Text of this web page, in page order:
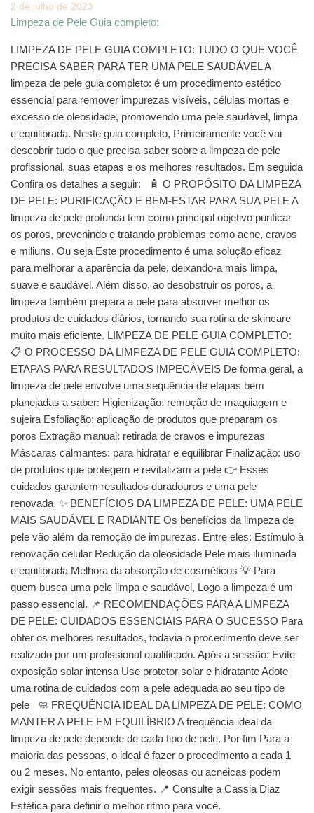
2 de julho de 2023
Limpeza de Pele Guia completo:
LIMPEZA DE PELE GUIA COMPLETO: TUDO O QUE VOCÊ
PRECISA SABER PARA TER UMA PELE SAUDÁVEL A
limpeza de pele guia completo: é um procedimento estético
essencial para remover impurezas visíveis, células mortas e
excesso de oleosidade, promovendo uma pele saudável, limpa
e equilibrada. Neste guia completo, Primeiramente você vai
descobrir tudo o que precisa saber sobre a limpeza de pele
profissional, suas etapas e os melhores resultados. Em seguida
Confira os detalhes a seguir: 🧴 O PROPÓSITO DA LIMPEZA
DE PELE: PURIFICAÇÃO E BEM-ESTAR PARA SUA PELE A
limpeza de pele profunda tem como principal objetivo purificar
os poros, prevenindo e tratando problemas como acne, cravos
e miliuns. Ou seja Este procedimento é uma solução eficaz
para melhorar a aparência da pele, deixando-a mais limpa,
suave e saudável. Além disso, ao desobstruir os poros, a
limpeza também prepara a pele para absorver melhor os
produtos de cuidados diários, tornando sua rotina de skincare
muito mais eficiente. LIMPEZA DE PELE GUIA COMPLETO:
📋 O PROCESSO DA LIMPEZA DE PELE GUIA COMPLETO:
ETAPAS PARA RESULTADOS IMPECÁVEIS De forma geral, a
limpeza de pele envolve uma sequência de etapas bem
planejadas a saber: Higienização: remoção de maquiagem e
sujeira Esfoliação: aplicação de produtos que preparam os
poros Extração manual: retirada de cravos e impurezas
Máscaras calmantes: para hidratar e equilibrar Finalização: uso
de produtos que protegem e revitalizam a pele 👉 Esses
cuidados garantem resultados duradouros e uma pele
renovada. ✨ BENEFÍCIOS DA LIMPEZA DE PELE: UMA PELE
MAIS SAUDÁVEL E RADIANTE Os benefícios da limpeza de
pele vão além da remoção de impurezas. Entre eles: Estímulo à
renovação celular Redução da oleosidade Pele mais iluminada
e equilibrada Melhora da absorção de cosméticos 💡 Para
quem busca uma pele limpa e saudável, Logo a limpeza é um
passo essencial. 📌 RECOMENDAÇÕES PARA A LIMPEZA
DE PELE: CUIDADOS ESSENCIAIS PARA O SUCESSO Para
obter os melhores resultados, todavia o procedimento deve ser
realizado por um profissional qualificado. Após a sessão: Evite
exposição solar intensa Use protetor solar e hidratante Adote
uma rotina de cuidados com a pele adequada ao seu tipo de
pele 🧼 FREQUÊNCIA IDEAL DA LIMPEZA DE PELE: COMO
MANTER A PELE EM EQUILÍBRIO A frequência ideal da
limpeza de pele depende de cada tipo de pele. Por fim Para a
maioria das pessoas, o ideal é fazer o procedimento a cada 1
ou 2 meses. No entanto, peles oleosas ou acneicas podem
exigir sessões mais frequentes. 📍 Consulte a Cassia Diaz
Estética para definir o melhor ritmo para você.